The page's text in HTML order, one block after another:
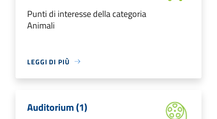
Punti di interesse della categoria
Animali
LEGGI DI PIÙ
Auditorium (1)